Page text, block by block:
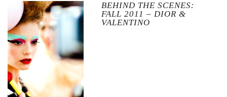
BEHIND THE SCENES:
FALL 2011 – DIOR &
VALENTINO